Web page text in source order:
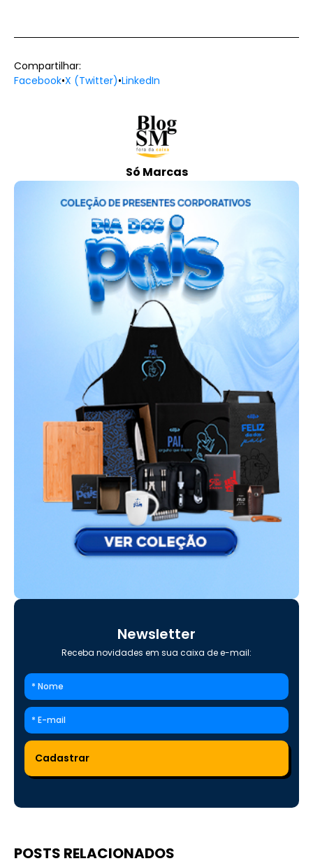
Só Marcas
Compartilhar:
Facebook•X (Twitter)•LinkedIn
Newsletter
Receba novidades em sua caixa de e-mail:
POSTS RELACIONADOS